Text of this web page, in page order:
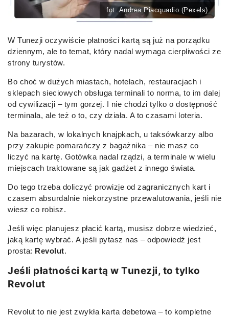
fot. Andrea Piacquadio (Pexels)
W Tunezji oczywiście płatności kartą są już na porządku
dziennym, ale to temat, który nadal wymaga cierpliwości ze
strony turystów.
Bo choć w dużych miastach, hotelach, restauracjach i
sklepach sieciowych obsługa terminali to norma, to im dalej
od cywilizacji – tym gorzej. I nie chodzi tylko o dostępność
terminala, ale też o to, czy działa. A to czasami loteria.
Na bazarach, w lokalnych knajpkach, u taksówkarzy albo
przy zakupie pomarańczy z bagażnika – nie masz co
liczyć na kartę. Gotówka nadal rządzi, a terminale w wielu
miejscach traktowane są jak gadżet z innego świata.
Do tego trzeba doliczyć prowizje od zagranicznych kart i
czasem absurdalnie niekorzystne przewalutowania, jeśli nie
wiesz co robisz.
Jeśli więc planujesz płacić kartą, musisz dobrze wiedzieć,
jaką kartę wybrać. A jeśli pytasz nas – odpowiedź jest
prosta: Revolut.
Jeśli płatności kartą w Tunezji, to tylko
Revolut
Revolut to nie jest zwykła karta debetowa – to kompletne